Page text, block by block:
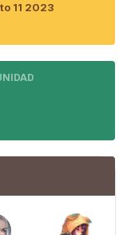
11 2023